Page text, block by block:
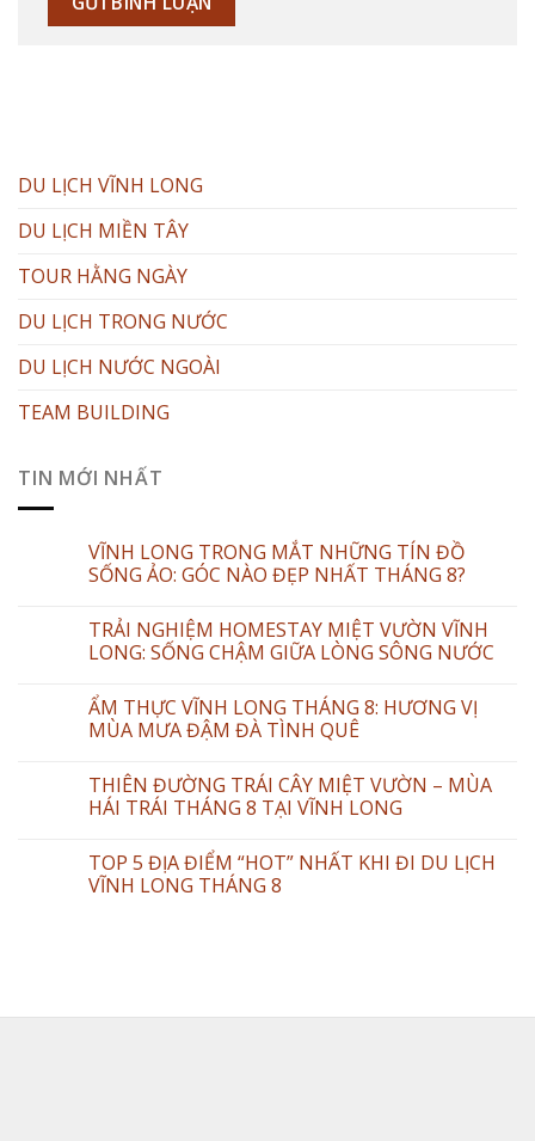
DU LỊCH VĨNH LONG
DU LỊCH MIỀN TÂY
TOUR HẰNG NGÀY
DU LỊCH TRONG NƯỚC
DU LỊCH NƯỚC NGOÀI
TEAM BUILDING
TIN MỚI NHẤT
VĨNH LONG TRONG MẮT NHỮNG TÍN ĐỒ
SỐNG ẢO: GÓC NÀO ĐẸP NHẤT THÁNG 8?
TRẢI NGHIỆM HOMESTAY MIỆT VƯỜN VĨNH
LONG: SỐNG CHẬM GIỮA LÒNG SÔNG NƯỚC
ẨM THỰC VĨNH LONG THÁNG 8: HƯƠNG VỊ
MÙA MƯA ĐẬM ĐÀ TÌNH QUÊ
THIÊN ĐƯỜNG TRÁI CÂY MIỆT VƯỜN – MÙA
HÁI TRÁI THÁNG 8 TẠI VĨNH LONG
TOP 5 ĐỊA ĐIỂM “HOT” NHẤT KHI ĐI DU LỊCH
VĨNH LONG THÁNG 8